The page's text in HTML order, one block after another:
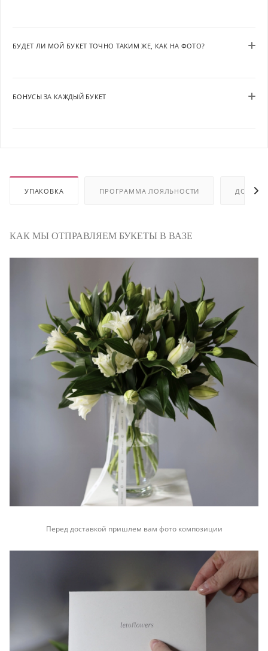
БУДЕТ ЛИ МОЙ БУКЕТ ТОЧНО ТАКИМ ЖЕ, КАК НА ФОТО?
БОНУСЫ ЗА КАЖДЫЙ БУКЕТ
УПАКОВКА ПРОГРАММА ЛОЯЛЬНОСТИ
КАК МЫ ОТПРАВЛЯЕМ БУКЕТЫ В ВАЗЕ
Перед доставкой пришлем вам фото композиции